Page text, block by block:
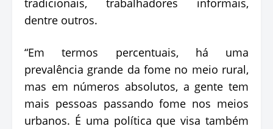
dentre outros.
“Em termos percentuais, há uma
prevalência grande da fome no meio rural,
mas em números absolutos, a gente tem
mais pessoas passando fome nos meios
urbanos. É uma política que visa também